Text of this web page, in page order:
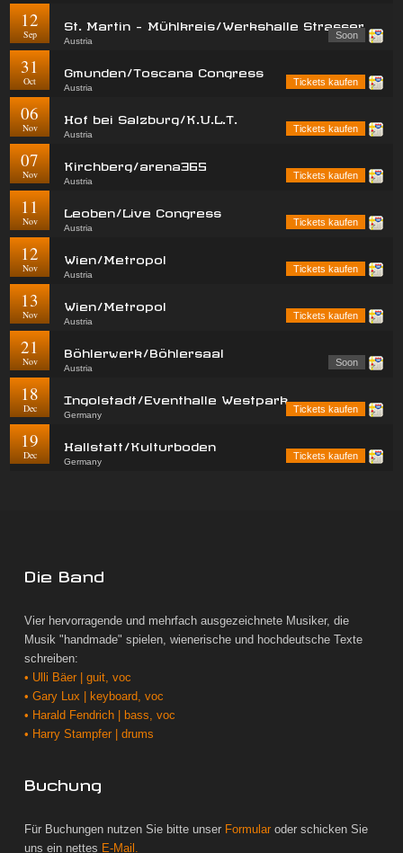
12
Sep
St. Martin - Mühlkreis/Werkshalle Strasser
Austria
Soon
31
Oct
Gmunden/Toscana Congress
Austria
Tickets kaufen
06
Nov
Hof bei Salzburg/K.U.L.T.
Austria
Tickets kaufen
07
Nov
Kirchberg/arena365
Austria
Tickets kaufen
11
Nov
Leoben/Live Congress
Austria
Tickets kaufen
12
Nov
Wien/Metropol
Austria
Tickets kaufen
13
Nov
Wien/Metropol
Austria
Tickets kaufen
21
Nov
Böhlerwerk/Böhlersaal
Austria
Soon
18
Dec
Ingolstadt/Eventhalle Westpark
Germany
Tickets kaufen
19
Dec
Hallstatt/Kulturboden
Germany
Tickets kaufen
Die Band
Vier hervorragende und mehrfach ausgezeichnete Musiker, die
Musik "handmade" spielen, wienerische und hochdeutsche Texte
schreiben:
• Ulli Bäer | guit, voc
• Gary Lux | keyboard, voc
• Harald Fendrich | bass, voc
• Harry Stampfer | drums
Buchung
Für Buchungen nutzen Sie bitte unser Formular oder schicken Sie
uns ein nettes E-Mail.